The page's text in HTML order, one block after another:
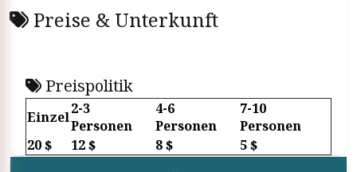
Preise & Unterkunft
Preispolitik
Einzel2-3
Personen
4-6
Personen
7-10
Personen
20 $
12 $ 8 $ 5 $